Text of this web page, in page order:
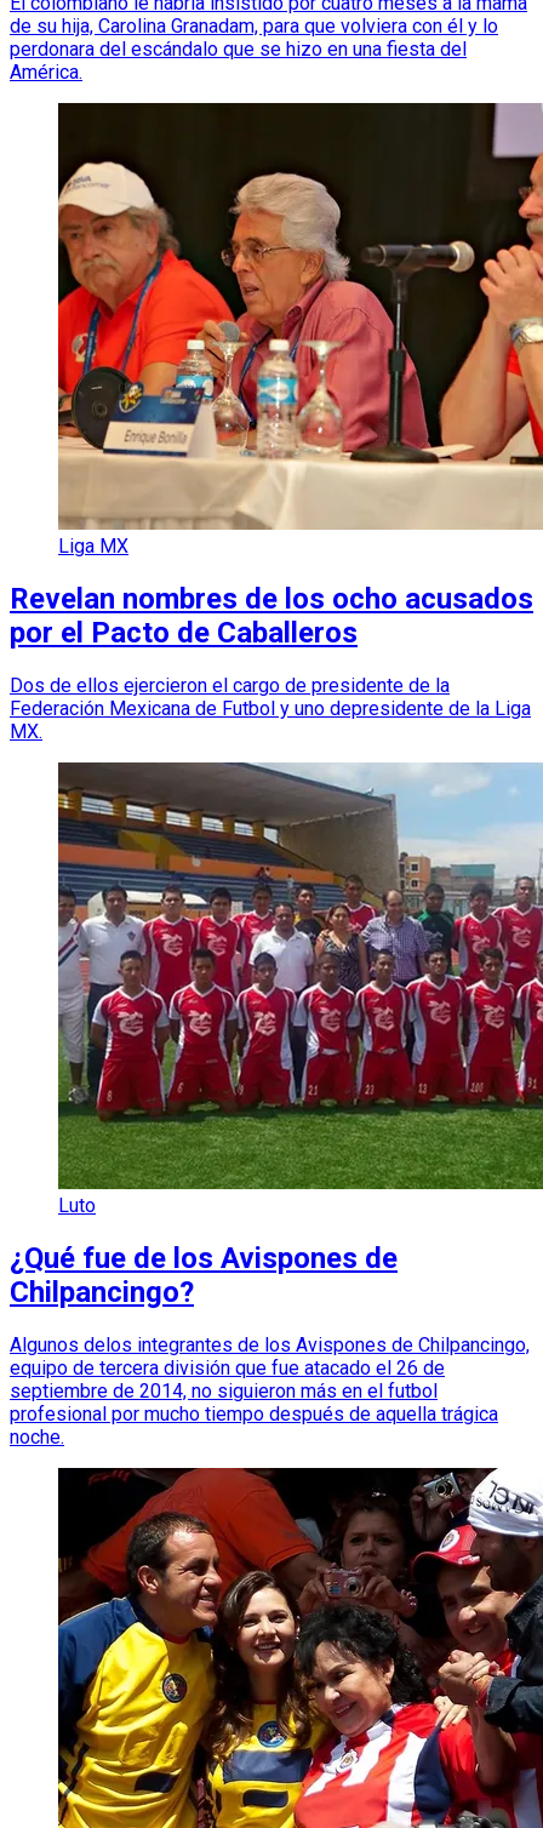
de su hija, Carolina Granadam, para que volviera con él y lo
perdonara del escándalo que se hizo en una fiesta del
América.
Liga MX
Revelan nombres de los ocho acusados
por el Pacto de Caballeros
Dos de ellos ejercieron el cargo de presidente de la
Federación Mexicana de Futbol y uno depresidente de la Liga
MX.
Luto
¿Qué fue de los Avispones de
Chilpancingo?
Algunos delos integrantes de los Avispones de Chilpancingo,
equipo de tercera división que fue atacado el 26 de
septiembre de 2014, no siguieron más en el futbol
profesional por mucho tiempo después de aquella trágica
noche.